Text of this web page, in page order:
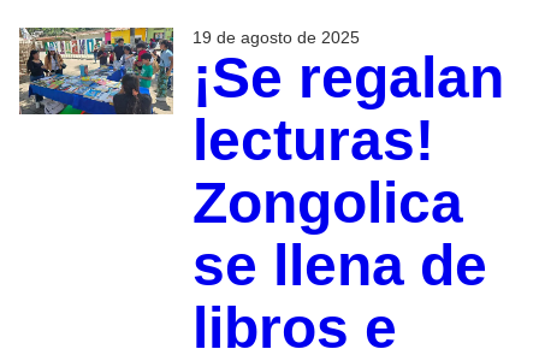
19 de agosto de 2025
¡Se regalan
lecturas!
Zongolica
se llena de
libros e